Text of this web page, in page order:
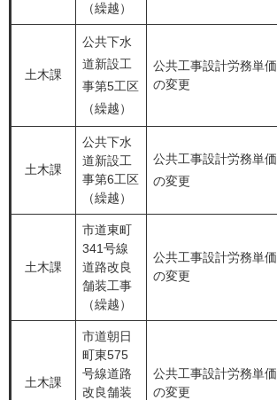
（繰越）
土木課
公共下水
道新設工
事第5工区
（繰越）
公共工事設計労務単価
の変更
土木課
公共下水
道新設工
事第6工区
（繰越）
公共工事設計労務単価
の変更
土木課
市道東町
341号線
道路改良
舗装工事
（繰越）
公共工事設計労務単価
の変更
土木課
市道朝日
町東575
号線道路
改良舗装
公共工事設計労務単価
の変更